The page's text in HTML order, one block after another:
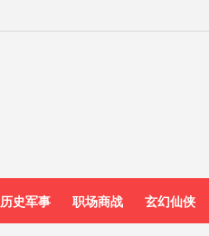
历史军事 职场商战 玄幻仙侠